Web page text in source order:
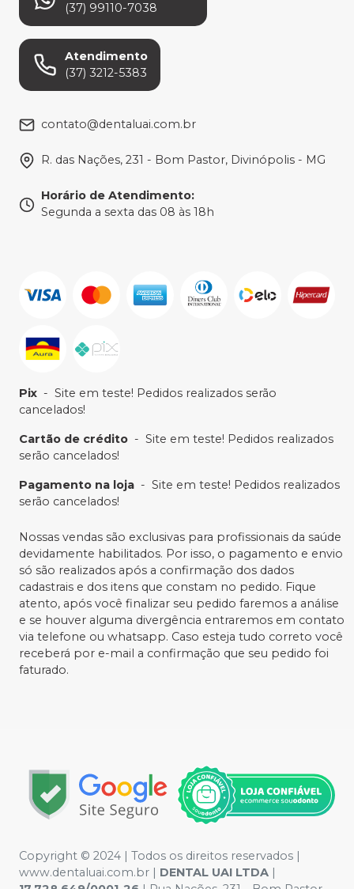
(37) 99110-7038
Atendimento
(37) 3212-5383
contato@dentaluai.com.br
R. das Nações, 231 - Bom Pastor, Divinópolis - MG
Horário de Atendimento:
Segunda a sexta das 08 às 18h
Pix - Site em teste! Pedidos realizados serão
cancelados!
Cartão de crédito - Site em teste! Pedidos realizados
serão cancelados!
Pagamento na loja - Site em teste! Pedidos realizados
serão cancelados!
Nossas vendas são exclusivas para profissionais da saúde
devidamente habilitados. Por isso, o pagamento e envio
só são realizados após a confirmação dos dados
cadastrais e dos itens que constam no pedido. Fique
atento, após você finalizar seu pedido faremos a análise
e se houver alguma divergência entraremos em contato
via telefone ou whatsapp. Caso esteja tudo correto você
receberá por e-mail a confirmação que seu pedido foi
faturado.
Copyright © 2024 | Todos os direitos reservados |
www.dentaluai.com.br | DENTAL UAI LTDA |